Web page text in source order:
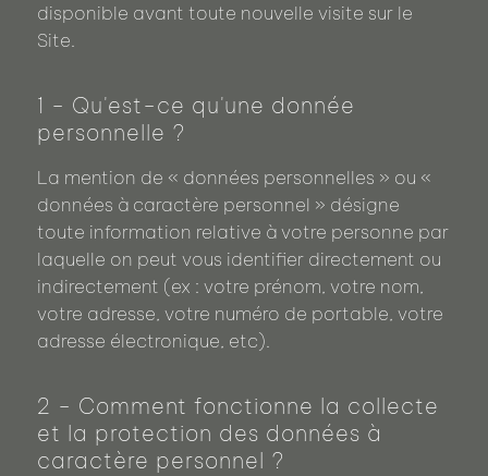
disponible avant toute nouvelle visite sur le
Site.
1 - Qu'est-ce qu'une donnée
personnelle ?
La mention de « données personnelles » ou «
données à caractère personnel » désigne
toute information relative à votre personne par
laquelle on peut vous identifier directement ou
indirectement (ex : votre prénom, votre nom,
votre adresse, votre numéro de portable, votre
adresse électronique, etc).
2 - Comment fonctionne la collecte
et la protection des données à
caractère personnel ?